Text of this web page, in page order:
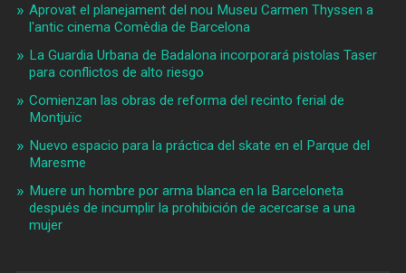
Aprovat el planejament del nou Museu Carmen Thyssen a
l'antic cinema Comèdia de Barcelona
La Guardia Urbana de Badalona incorporará pistolas Taser
para conflictos de alto riesgo
Comienzan las obras de reforma del recinto ferial de
Montjuïc
Nuevo espacio para la práctica del skate en el Parque del
Maresme
Muere un hombre por arma blanca en la Barceloneta
después de incumplir la prohibición de acercarse a una
mujer